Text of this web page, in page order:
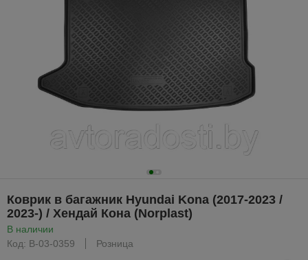
Коврик в багажник Hyundai Kona (2017-2023 /
2023-) / Хендай Кона (Norplast)
В наличии
Код: B-03-0359
Розница